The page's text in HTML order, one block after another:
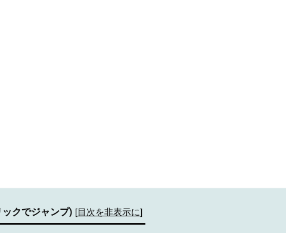
クでジャンプ) [目次を非表示に]